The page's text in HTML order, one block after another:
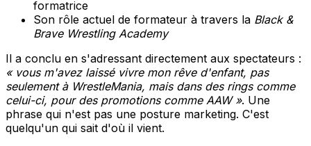
formatrice
Son rôle actuel de formateur à travers la Black &
Brave Wrestling Academy
Il a conclu en s'adressant directement aux spectateurs :
« vous m'avez laissé vivre mon rêve d'enfant, pas
seulement à WrestleMania, mais dans des rings comme
celui-ci, pour des promotions comme AAW ». Une
phrase qui n'est pas une posture marketing. C'est
quelqu'un qui sait d'où il vient.